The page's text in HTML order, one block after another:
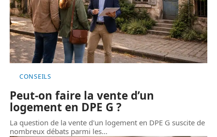
CONSEILS
Peut-on faire la vente d’un
logement en DPE G ?
La question de la vente d'un logement en DPE G suscite de
nombreux débats parmi les…